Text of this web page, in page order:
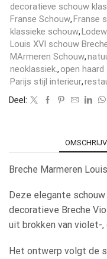
decoratieve schouw
Franse Schouw,Franse
klassieke schouw,
Louis XVI schouw
MArmeren Schouw,
neoklassiek., open
Parijs stijl interieur,
Deel:
Breche Marmeren
Deze elegante
decoratieve Breche
uit brokken van violet-
Het ontwerp volgt de